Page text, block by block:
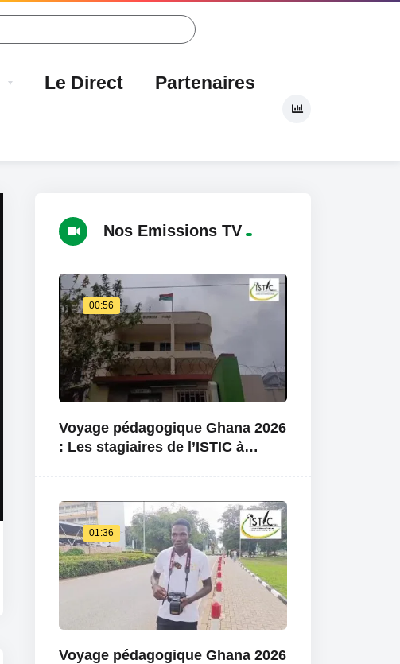
Le Direct Partenaires
Nos Emissions TV
00:56
Voyage pédagogique Ghana 2026
: Les stagiaires de l’ISTIC à
01:36
Voyage pédagogique Ghana 2026